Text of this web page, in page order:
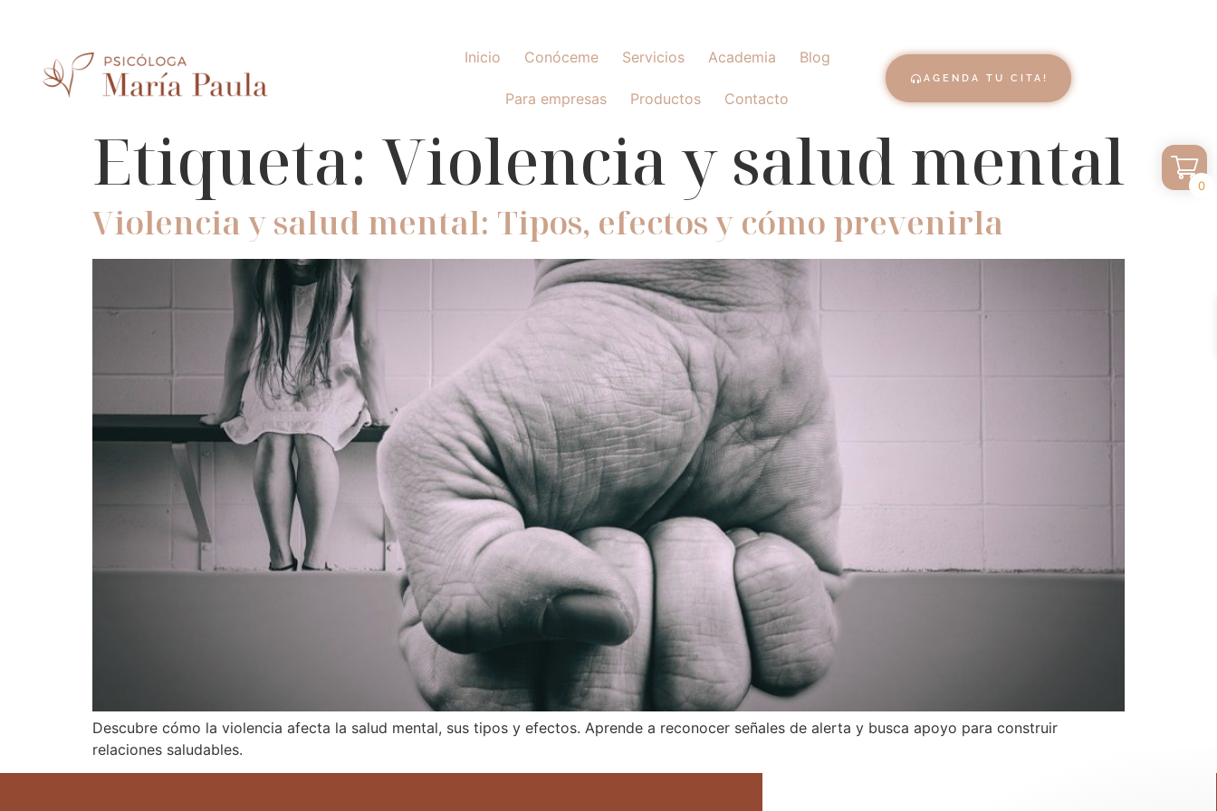
Inicio Conóceme Servicios Academia Blog
Para empresas Productos Contacto
AGENDA TU CITA!
Etiqueta: Violencia y salud mental
Violencia y salud mental: Tipos, efectos y cómo prevenirla
Descubre cómo la violencia afecta la salud mental, sus tipos y efectos. Aprende a reconocer señales de alerta y busca apoyo para construir
relaciones saludables.
0